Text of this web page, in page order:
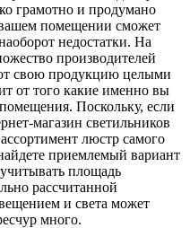
грамотно и продумано
помещении сможет
недостатки. На
производителей
свою продукцию целыми
от того какие именно вы
Поскольку, если
магазин светильников
люстр самого
приемлемый вариант
площадь
рассчитанной
и света может
много.